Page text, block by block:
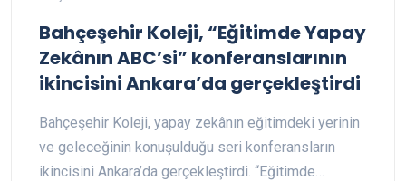
Bahçeşehir Koleji, “Eğitimde Yapay
Zekânın ABC’si” konferanslarının
ikincisini Ankara’da gerçekleştirdi
Bahçeşehir Koleji, yapay zekânın eğitimdeki yerinin
ve geleceğinin konuşulduğu seri konferansların
ikincisini Ankara’da gerçekleştirdi. “Eğitimde…